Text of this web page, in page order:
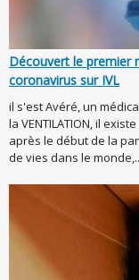
Découvert le premier
coronavirus sur IVL
il s'est Avéré, un
la VENTILATION, il
après le début de la
de vies dans le